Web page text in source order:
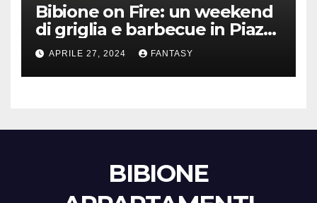
Bibione on Fire: un weekend
di griglia e barbecue in Piazza
Treviso
APRILE 27, 2024 FANTASY
BIBIONE